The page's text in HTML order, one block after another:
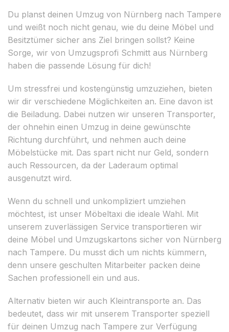
Du planst deinen Umzug von Nürnberg nach Tampere
und weißt noch nicht genau, wie du deine Möbel und
Besitztümer sicher ans Ziel bringen sollst? Keine
Sorge, wir von Umzugsprofi Schmitt aus Nürnberg
haben die passende Lösung für dich!
Um stressfrei und kostengünstig umzuziehen, bieten
wir dir verschiedene Möglichkeiten an. Eine davon ist
die Beiladung. Dabei nutzen wir unseren Transporter,
der ohnehin einen Umzug in deine gewünschte
Richtung durchführt, und nehmen auch deine
Möbelstücke mit. Das spart nicht nur Geld, sondern
auch Ressourcen, da der Laderaum optimal
ausgenutzt wird.
Wenn du schnell und unkompliziert umziehen
möchtest, ist unser Möbeltaxi die ideale Wahl. Mit
unserem zuverlässigen Service transportieren wir
deine Möbel und Umzugskartons sicher von Nürnberg
nach Tampere. Du musst dich um nichts kümmern,
denn unsere geschulten Mitarbeiter packen deine
Sachen professionell ein und aus.
Alternativ bieten wir auch Kleintransporte an. Das
bedeutet, dass wir mit unserem Transporter speziell
für deinen Umzug nach Tampere zur Verfügung